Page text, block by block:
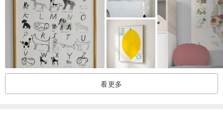
看更多